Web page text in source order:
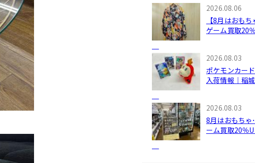
2026.08.06
【8月はおも
ゲーム買取20
2026.08.03
ポケモンカー
入荷情報｜稲
2026.08.03
8月はおもちゃ
ーム買取20％